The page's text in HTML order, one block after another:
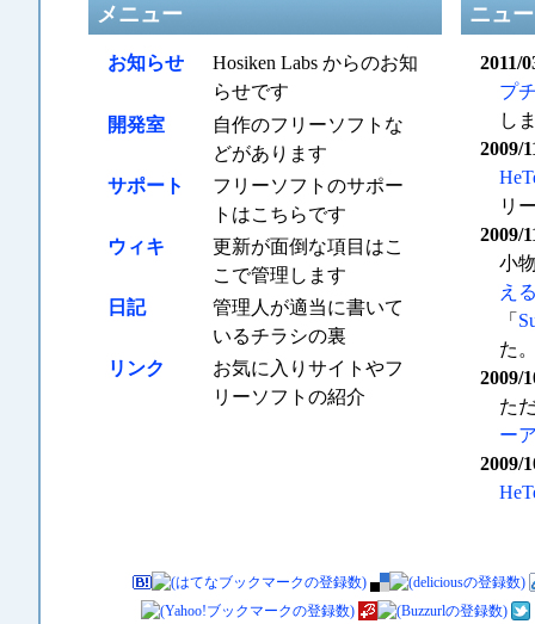
メニュー
お知らせ
Hosiken Labs からのお知
らせです
開発室
自作のフリーソフトな
どがあります
サポート
フリーソフトのサポー
トはこちらです
ウィキ
更新が面倒な項目はこ
こで管理します
日記
管理人が適当に書いて
いるチラシの裏
リンク
お気に入りサイトやフ
リーソフトの紹介
ニュ
2011/
プ
し
2009/
リ
2009/
小
え
「
た
2009/
た
ー
2009/
2009/
す